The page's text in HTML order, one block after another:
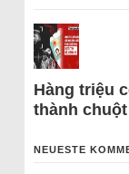
Hàng triệu
thành
NEUESTE